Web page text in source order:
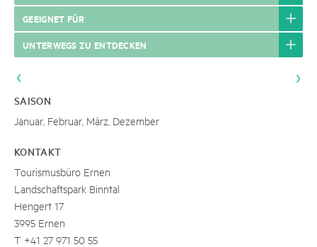
GEEIGNET FÜR
UNTERWEGS ZU ENTDECKEN
SAISON
Januar, Februar, März, Dezember
KONTAKT
Tourismusbüro Ernen
Landschaftspark Binntal
Hengert 17
3995 Ernen
T +41 27 971 50 55